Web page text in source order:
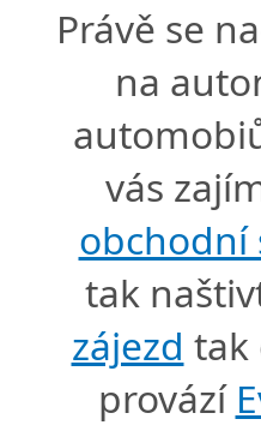
Právě se
na
vás
obchodní
tak
zájezd tak
provází